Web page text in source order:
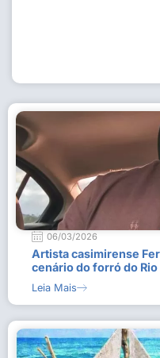
06/03/2026
Artista casimirense
cenário do forró do
Leia Mais